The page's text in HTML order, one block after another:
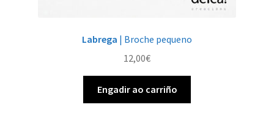
Labrega | Broche pequeno
12,00€
Engadir ao carriño